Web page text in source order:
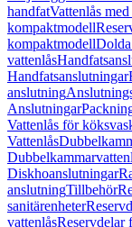
handfatVattenlås
kompaktmodell
kompaktmodell
vattenlås
Handfatsanslutningar
anslutning
Anslutningar
Vattenlås för
Vattenlås
Diskhoanslutningar
anslutningTillbehör
sanitärenheter
vattenlåsReservdelar